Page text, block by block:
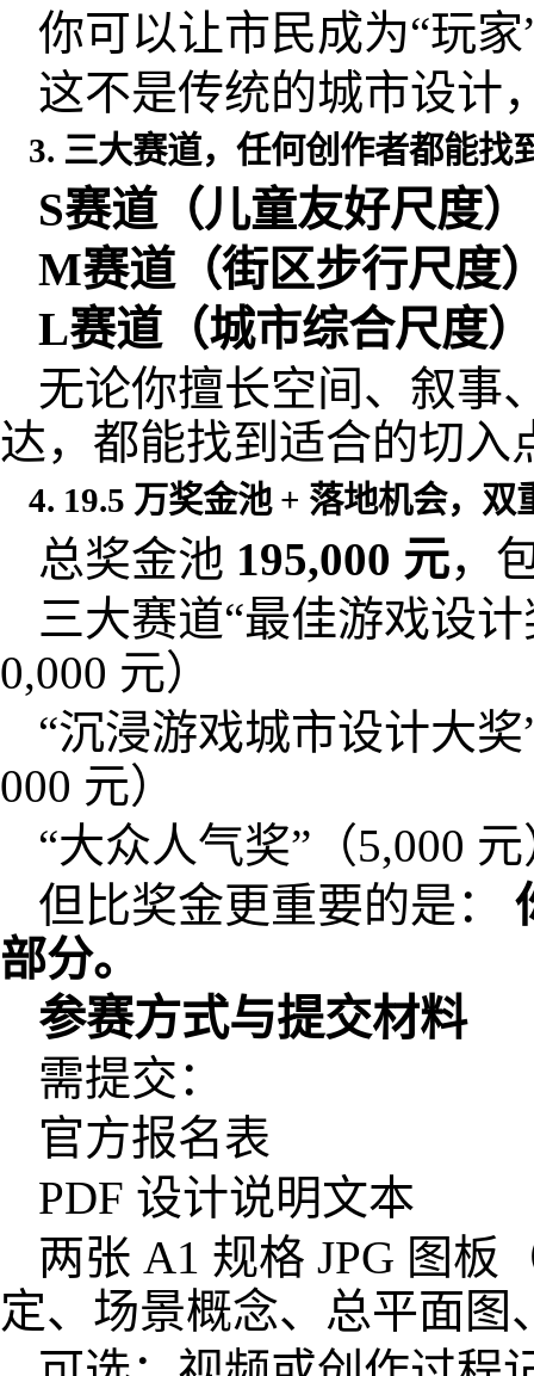
你可以让市民成为“玩家
这不是传统的城市设计
3. 三大赛道，任何创作者都能找
S赛道（儿童友好尺度）
M赛道（街区步行尺度
L赛道（城市综合尺度）
无论你擅长空间、叙事
达，都能找到适合的切入
4. 19.5 万奖金池 + 落地机会，双
总奖金池 195,000 元，
三大赛道“最佳游戏设
0,000 元）
“沉浸游戏城市设计大
000 元）
“大众人气奖”（5,000
但比奖金更重要的是：
部分。
参赛方式与提交材料
需提交：
官方报名表
PDF 设计说明文本
两张 A1 规格 JPG 图板
定、场景概念、总平面图